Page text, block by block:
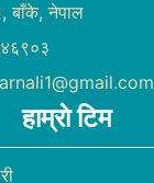
बाँके, नेपाल
हाम्राे टिम